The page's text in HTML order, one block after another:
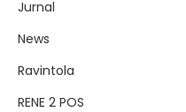
Jurnal
News
Ravintola
RENE 2 POS